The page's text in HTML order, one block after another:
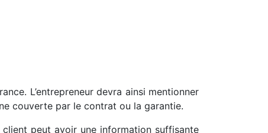
L’entrepreneur devra ainsi mentionner
couverte par le contrat ou la garantie.
peut avoir une information suffisante